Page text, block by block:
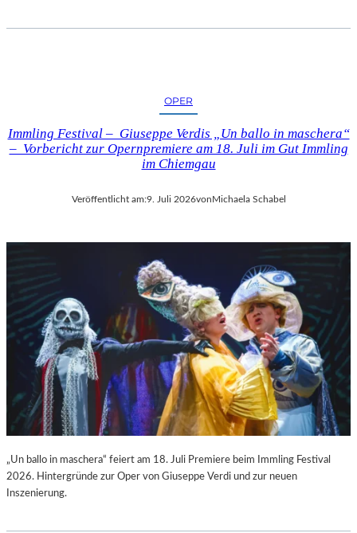
OPER
Immling Festival – Giuseppe Verdis „Un ballo in maschera“
– Vorbericht zur Opernpremiere am 18. Juli im Gut Immling
im Chiemgau
Veröffentlicht am:9. Juli 2026vonMichaela Schabel
„Un ballo in maschera“ feiert am 18. Juli Premiere beim Immling Festival
2026. Hintergründe zur Oper von Giuseppe Verdi und zur neuen
Inszenierung.